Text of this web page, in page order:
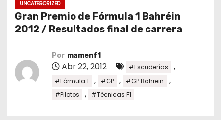
UNCATEGORIZED
Gran Premio de Fórmula 1 Bahréin
2012 / Resultados final de carrera
Por mamenf1
Abr 22, 2012 #Escuderías ,
#Fórmula 1 , #GP , #GP Bahrein ,
#Pilotos , #Técnicas F1